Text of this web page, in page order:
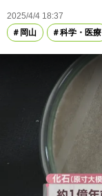
2025/4/4 18:37
岡山
科学・医療